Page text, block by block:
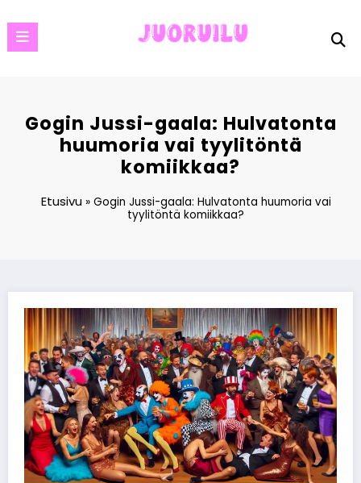
to
content
Gogin Jussi-gaala: Hulvatonta
huumoria vai tyylitöntä
komiikkaa?
Etusivu» Gogin Jussi-gaala: Hulvatonta huumoria vai
tyylitöntä komiikkaa?